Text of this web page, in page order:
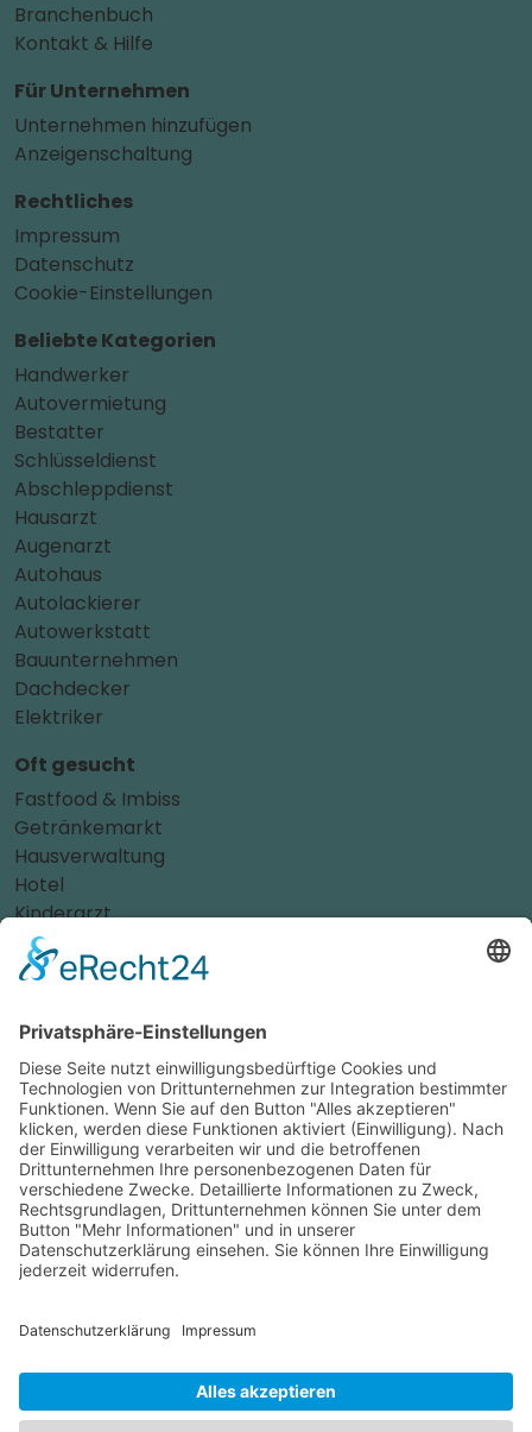
Branchenbuch
Kontakt & Hilfe
Für Unternehmen
Unternehmen hinzufügen
Anzeigenschaltung
Rechtliches
Impressum
Datenschutz
Cookie-Einstellungen
Beliebte Kategorien
Handwerker
Autovermietung
Bestatter
Schlüsseldienst
Abschleppdienst
Hausarzt
Augenarzt
Autohaus
Autolackierer
Autowerkstatt
Bauunternehmen
Dachdecker
Elektriker
Oft gesucht
Fastfood & Imbiss
Getränkemarkt
Hausverwaltung
Hotel
Kinderarzt
Personalvermittler
Weitere Sportvereine
Zahnarzt
Tennis
Tankstelle
Tierbedarf
Parken
Für Ihr Unternehmen
Sichern Sie sich die Vorteile vondas ist nah! Mit uns
erreichen Sie neue Kunden und bleiben Ihren
Bestandskunden in guter Erinnerung.
Schon ab günstigen 29,- € im Monat.
Jetzt informieren